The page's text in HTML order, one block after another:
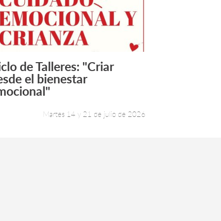
Leer más +
de Talleres: "Criar
el bienestar
Martes 14 y 21 de julio de 2026